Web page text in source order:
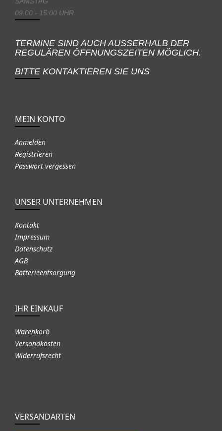
09:00 - 15:00 UHR
TERMINE SIND AUCH AUSSERHALB DER
REGULÄREN ÖFFNUNGSZEITEN MÖGLICH.
BITTE KONTAKTIEREN SIE UNS
MEIN KONTO
Anmelden
Registrieren
Passwort vergessen
UNSER UNTERNEHMEN
Kontakt
Impressum
Datenschutz
AGB
Batterieentsorgung
IHR EINKAUF
Warenkorb
Versandkosten
Widerrufsrecht
VERSANDARTEN